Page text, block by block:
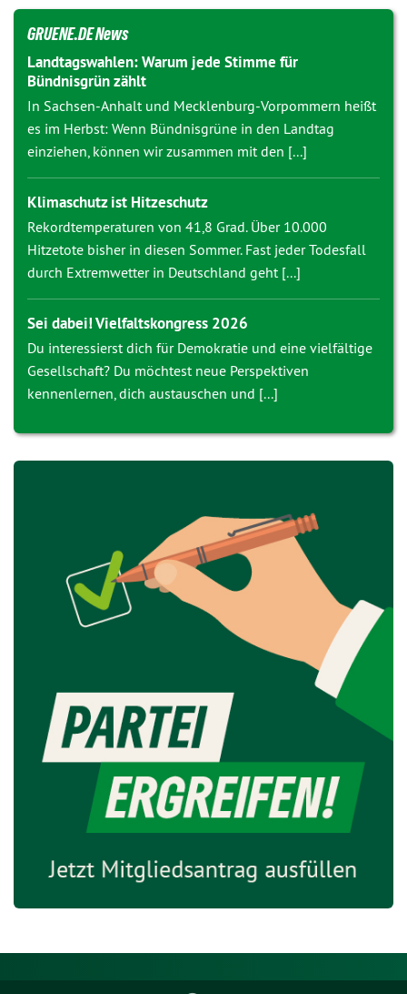
GRUENE.DE News
Landtagswahlen: Warum jede Stimme für
Bündnisgrün zählt
In Sachsen-Anhalt und Mecklenburg-Vorpommern heißt
es im Herbst: Wenn Bündnisgrüne in den Landtag
einziehen, können wir zusammen mit den [...]
Klimaschutz ist Hitzeschutz
Rekordtemperaturen von 41,8 Grad. Über 10.000
Hitzetote bisher in diesen Sommer. Fast jeder Todesfall
durch Extremwetter in Deutschland geht [...]
Sei dabei! Vielfaltskongress 2026
Du interessierst dich für Demokratie und eine vielfältige
Gesellschaft? Du möchtest neue Perspektiven
kennenlernen, dich austauschen und [...]